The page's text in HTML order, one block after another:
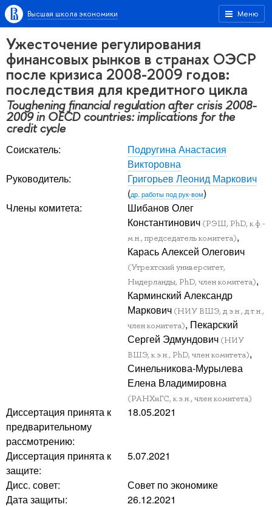
Меню
Высшая школа экономики
Ужесточение регулирования
финансовых рынков в странах ОЭСР
после кризиса 2008-2009 годов:
последствия для кредитного цикла
Toughening financial regulation after crisis 2008-
2009 in OECD countries: implications for the
credit cycle
Соискатель:
Подругина Анастасия
Викторовна
Руководитель:
Григорьев Леонид Маркович
(др. работы под рук-вом)
Члены комитета:
Шибанов Олег
Константинович (РЭШ, PhD, к.ф.-
м.н., председатель комитета),
Карась Алексей Олегович
(Утрехтский университет,
Нидерланды, PhD, член комитета),
Карминский Александр
Маркович (НИУ ВШЭ, д.э.н., д.т.н.,
член комитета), Пекарский
Сергей Эдмундович (НИУ
ВШЭ, к.э.н., PhD, член комитета),
Синельникова-Мурылева
Елена Владимировна
(РАНХиГС, к.э.н., член комитета)
Диссертация принята к
предварительному
рассмотрению:
18.05.2021
Диссертация принята к
защите:
5.07.2021
Дисс. совет:
Совет по экономике
Дата защиты:
26.12.2021